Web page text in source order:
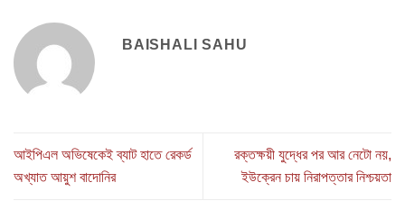
BAISHALI SAHU
আইপিএল অভিষেকেই ব্যাট হাতে রেকর্ড
অখ্যাত আয়ুশ বাদোনির
রক্তক্ষয়ী যুদ্ধের পর আর নেটো নয়,
ইউক্রেন চায় নিরাপত্তার নিশ্চয়তা